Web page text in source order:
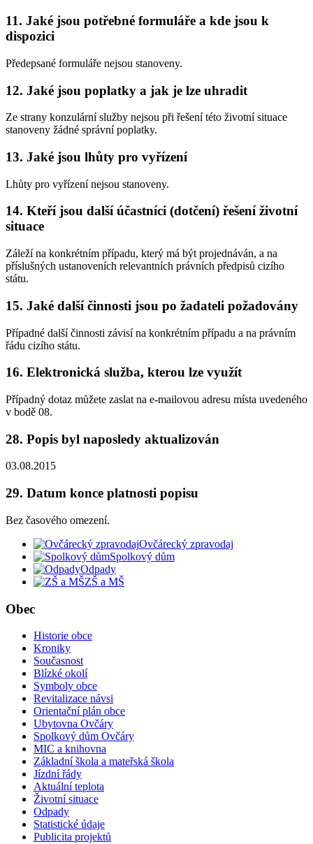
11. Jaké jsou potřebné formuláře a kde jsou k
dispozici
Předepsané formuláře nejsou stanoveny.
12. Jaké jsou poplatky a jak je lze uhradit
Ze strany konzulární služby nejsou při řešení této životní situace
stanoveny žádné správní poplatky.
13. Jaké jsou lhůty pro vyřízení
Lhůty pro vyřízení nejsou stanoveny.
14. Kteří jsou další účastníci (dotčení) řešení životní
situace
Záleží na konkrétním případu, který má být projednáván, a na
příslušných ustanoveních relevantních právních předpisů cizího
státu.
15. Jaké další činnosti jsou po žadateli požadovány
Případné další činnosti závisí na konkrétním případu a na právním
řádu cizího státu.
16. Elektronická služba, kterou lze využít
Případný dotaz můžete zaslat na e-mailovou adresu místa uvedeného
v bodě 08.
28. Popis byl naposledy aktualizován
03.08.2015
29. Datum konce platnosti popisu
Bez časového omezení.
Ovčárecký zpravodaj
Spolkový dům
Odpady
ZŠ a MŠ
Obec
Historie obce
Kroniky
Současnost
Blízké okolí
Symboly obce
Revitalizace návsi
Orientační plán obce
Ubytovna Ovčáry
Spolkový dům Ovčáry
MIC a knihovna
Základní škola a mateřská škola
Jízdní řády
Aktuální teplota
Životní situace
Odpady
Statistické údaje
Publicita projektů